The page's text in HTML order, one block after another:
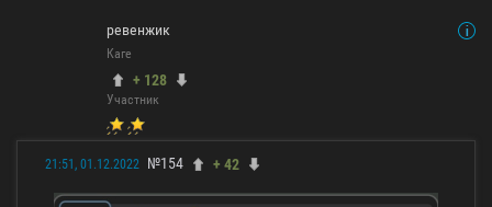
ревенжик
Каге
+ 128
Участник
21:51, 01.12.2022 №154 + 42